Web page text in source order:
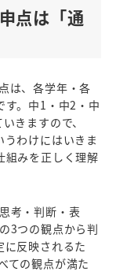
点は「通
は、各学年・各
す。中1・中2・中
きますので、
うわけにはいきま
組みを正しく理解
考・判断・表
3つの観点から判
反映されるた
ての観点が満た